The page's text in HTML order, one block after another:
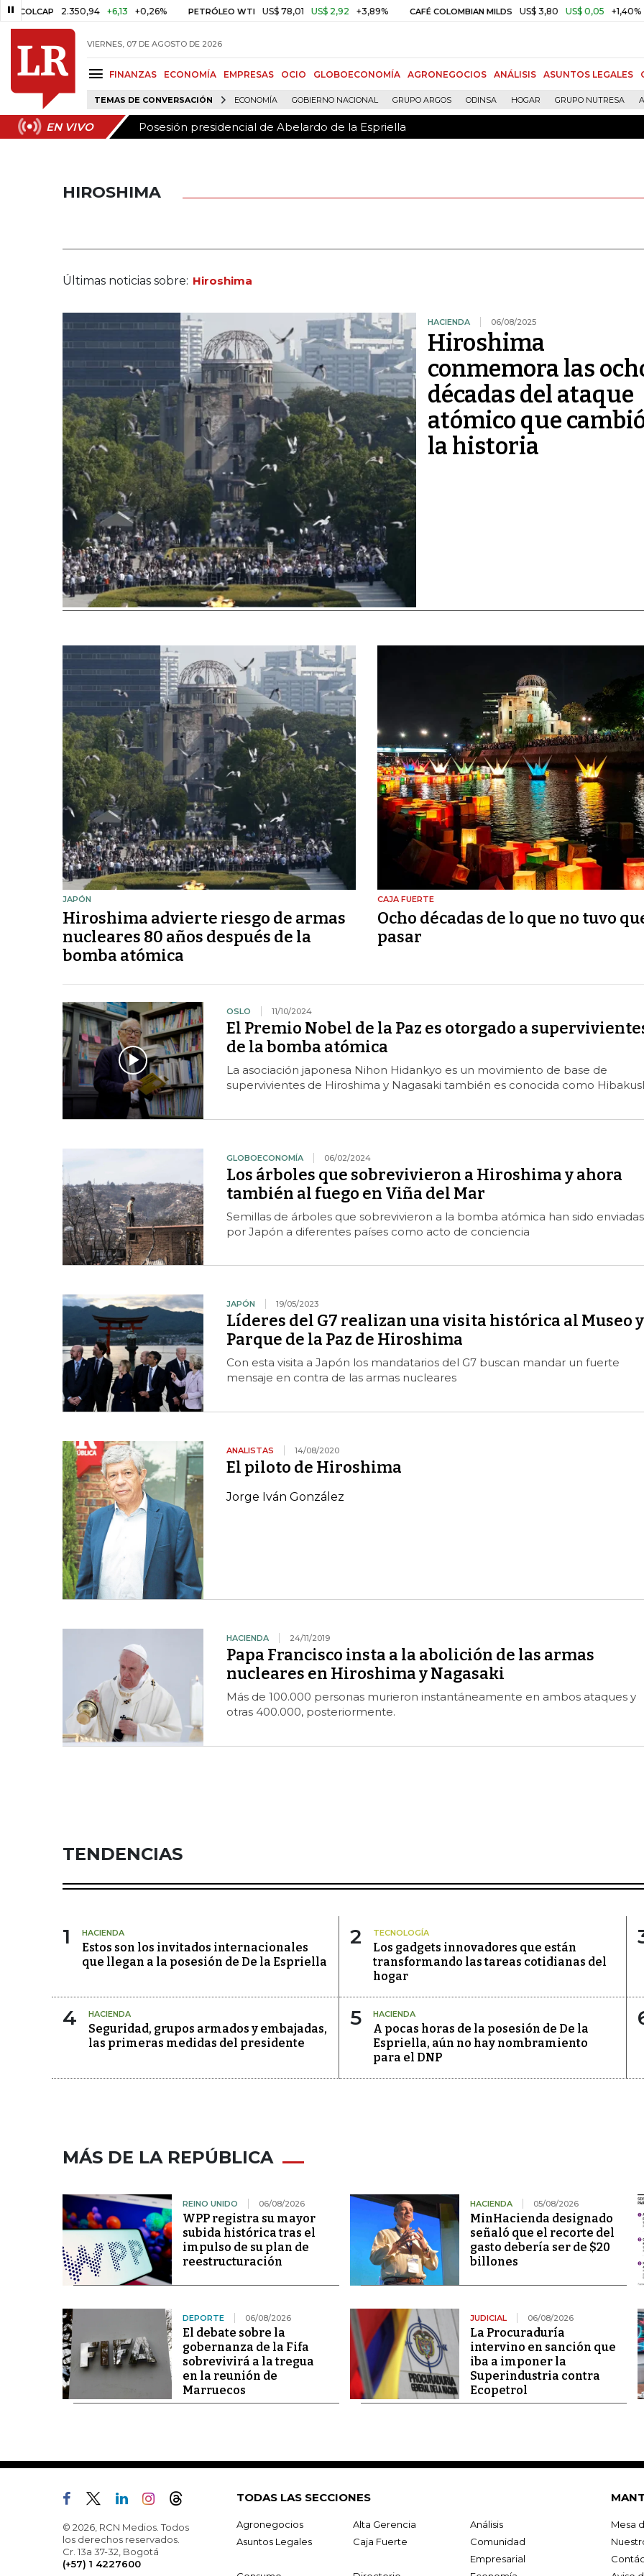
2.350,94 +6,13 +0,26% PETRÓLEO WTI US$ 78,01 US$ 2,92 +3,89% CAFÉ COLOMBIAN MILDS US$ 3,80 US$ 0,05 +1,40% ORO
VIERNES, 07 DE AGOSTO DE 2026
FINANZAS ECONOMÍA EMPRESAS OCIO GLOBOECONOMÍA AGRONEGOCIOS ANÁLISIS ASUNTOS LEGALES
TEMAS DE CONVERSACIÓN ECONOMÍA GOBIERNO NACIONAL GRUPO ARGOS ODINSA HOGAR GRUPO NUTRESA
EN VIVO Posesión presidencial de Abelardo de la Espriella
EN VIVO Posesión presidencial de Abelardo de la Espriella
HIROSHIMA
Últimas noticias sobre: Hiroshima
HACIENDA 06/08/2025
Hiroshima
conmemora las
décadas del ataque
atómico que
la historia
JAPÓN
Hiroshima advierte riesgo de armas
nucleares 80 años después de la
bomba atómica
CAJA FUERTE
Ocho décadas de lo que no tuvo
pasar
OSLO 11/10/2024
El Premio Nobel de la Paz es otorgado a
de la bomba atómica
La asociación japonesa Nihon Hidankyo es un movimiento de base de
supervivientes de Hiroshima y Nagasaki también es conocida como
GLOBOECONOMÍA 06/02/2024
Los árboles que sobrevivieron a Hiroshima y ahora
también al fuego en Viña del Mar
Semillas de árboles que sobrevivieron a la bomba atómica han sido enviadas
por Japón a diferentes países como acto de conciencia
JAPÓN 19/05/2023
Líderes del G7 realizan una visita histórica al Museo y
Parque de la Paz de Hiroshima
Con esta visita a Japón los mandatarios del G7 buscan mandar un fuerte
mensaje en contra de las armas nucleares
ANALISTAS 14/08/2020
El piloto de Hiroshima
Jorge Iván González
HACIENDA 24/11/2019
Papa Francisco insta a la abolición de las armas
nucleares en Hiroshima y Nagasaki
Más de 100.000 personas murieron instantáneamente en ambos ataques y
otras 400.000, posteriormente.
TENDENCIAS
1 HACIENDA
Estos son los invitados internacionales
que llegan a la posesión de De la Espriella
2 TECNOLOGÍA
Los gadgets innovadores que están
transformando las tareas cotidianas del
hogar
4 HACIENDA
Seguridad, grupos armados y embajadas,
las primeras medidas del presidente
5 HACIENDA
A pocas horas de la posesión de De la
Espriella, aún no hay nombramiento
para el DNP
MÁS DE LA REPÚBLICA
REINO UNIDO 06/08/2026
WPP registra su mayor
subida histórica tras el
impulso de su plan de
reestructuración
HACIENDA 05/08/2026
MinHacienda designado
señaló que el recorte del
gasto debería ser de $20
billones
DEPORTE 06/08/2026
El debate sobre la
gobernanza de la Fifa
sobrevivirá a la tregua
en la reunión de
Marruecos
JUDICIAL 06/08/2026
La Procuraduría
intervino en sanción que
iba a imponer la
Superindustria contra
Ecopetrol
© 2026, RCN Medios. Todos
los derechos reservados.
Cr. 13a 37-32, Bogotá
(+57) 1 4227600
TODAS LAS SECCIONES
Agronegocios Alta Gerencia
Análisis
Asuntos Legales
Caja Fuerte
Comunidad
Empresarial
Mesa